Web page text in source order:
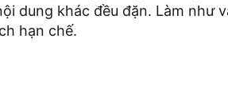
dung khác đều đặn. Làm như
hạn chế.